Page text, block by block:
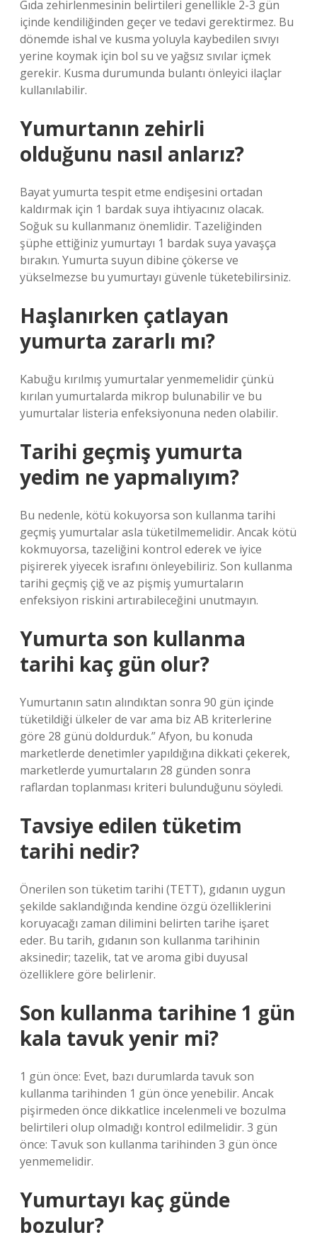
Gıda zehirlenmesinin belirtileri genellikle 2-3 gün
içinde kendiliğinden geçer ve tedavi gerektirmez. Bu
dönemde ishal ve kusma yoluyla kaybedilen sıvıyı
yerine koymak için bol su ve yağsız sıvılar içmek
gerekir. Kusma durumunda bulantı önleyici ilaçlar
kullanılabilir.
Yumurtanın zehirli
olduğunu nasıl anlarız?
Bayat yumurta tespit etme endişesini ortadan
kaldırmak için 1 bardak suya ihtiyacınız olacak.
Soğuk su kullanmanız önemlidir. Tazeliğinden
şüphe ettiğiniz yumurtayı 1 bardak suya yavaşça
bırakın. Yumurta suyun dibine çökerse ve
yükselmezse bu yumurtayı güvenle tüketebilirsiniz.
Haşlanırken çatlayan
yumurta zararlı mı?
Kabuğu kırılmış yumurtalar yenmemelidir çünkü
kırılan yumurtalarda mikrop bulunabilir ve bu
yumurtalar listeria enfeksiyonuna neden olabilir.
Tarihi geçmiş yumurta
yedim ne yapmalıyım?
Bu nedenle, kötü kokuyorsa son kullanma tarihi
geçmiş yumurtalar asla tüketilmemelidir. Ancak kötü
kokmuyorsa, tazeliğini kontrol ederek ve iyice
pişirerek yiyecek israfını önleyebiliriz. Son kullanma
tarihi geçmiş çiğ ve az pişmiş yumurtaların
enfeksiyon riskini artırabileceğini unutmayın.
Yumurta son kullanma
tarihi kaç gün olur?
Yumurtanın satın alındıktan sonra 90 gün içinde
tüketildiği ülkeler de var ama biz AB kriterlerine
göre 28 günü doldurduk.” Afyon, bu konuda
marketlerde denetimler yapıldığına dikkati çekerek,
marketlerde yumurtaların 28 günden sonra
raflardan toplanması kriteri bulunduğunu söyledi.
Tavsiye edilen tüketim
tarihi nedir?
Önerilen son tüketim tarihi (TETT), gıdanın uygun
şekilde saklandığında kendine özgü özelliklerini
koruyacağı zaman dilimini belirten tarihe işaret
eder. Bu tarih, gıdanın son kullanma tarihinin
aksinedir; tazelik, tat ve aroma gibi duyusal
özelliklere göre belirlenir.
Son kullanma tarihine 1 gün
kala tavuk yenir mi?
1 gün önce: Evet, bazı durumlarda tavuk son
kullanma tarihinden 1 gün önce yenebilir. Ancak
pişirmeden önce dikkatlice incelenmeli ve bozulma
belirtileri olup olmadığı kontrol edilmelidir. 3 gün
önce: Tavuk son kullanma tarihinden 3 gün önce
yenmemelidir.
Yumurtayı kaç günde
bozulur?